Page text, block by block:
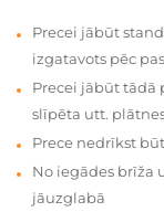
Precei jābūt
izgatavots pēc
Precei jābūt tādā
slīpēta utt.
Prece nedrīkst
No iegādes brīža
jāuzglabā